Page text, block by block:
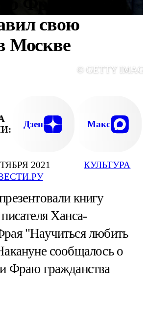
2021
КУЛЬТУРА
свою
Москве
© GETTY
Дзен Макс
книгу
Ханса-
"Научиться любить
сообщалось о
Фраю гражданства